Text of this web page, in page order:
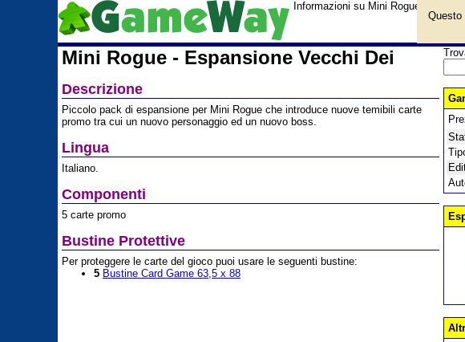
Informazioni su Mini Rogue -
Mini Rogue - Espansione Vecchi Dei
Descrizione
Piccolo pack di espansione per Mini Rogue che introduce nuove temibili carte
promo tra cui un nuovo personaggio ed un nuovo boss.
Lingua
Italiano.
Componenti
5 carte promo
Bustine Protettive
Per proteggere le carte del gioco puoi usare le seguenti bustine:
5 Bustine Card Game 63,5 x 88
Questo